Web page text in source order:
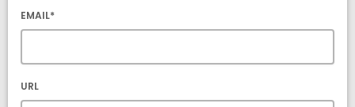
EMAIL*
URL